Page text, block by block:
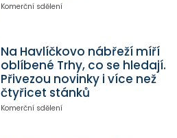
Komerční sdělení
Na Havlíčkovo nábřeží míří
oblíbené Trhy, co se hledají.
Přivezou novinky i více než
čtyřicet stánků
Komerční sdělení